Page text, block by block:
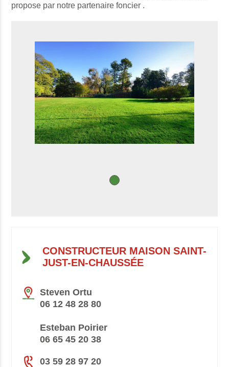
propose par notre partenaire foncier .
CONSTRUCTEUR MAISON SAINT-
JUST-EN-CHAUSSÉE
Steven Ortu
06 12 48 28 80
Esteban Poirier
06 65 45 20 38
03 59 28 97 20